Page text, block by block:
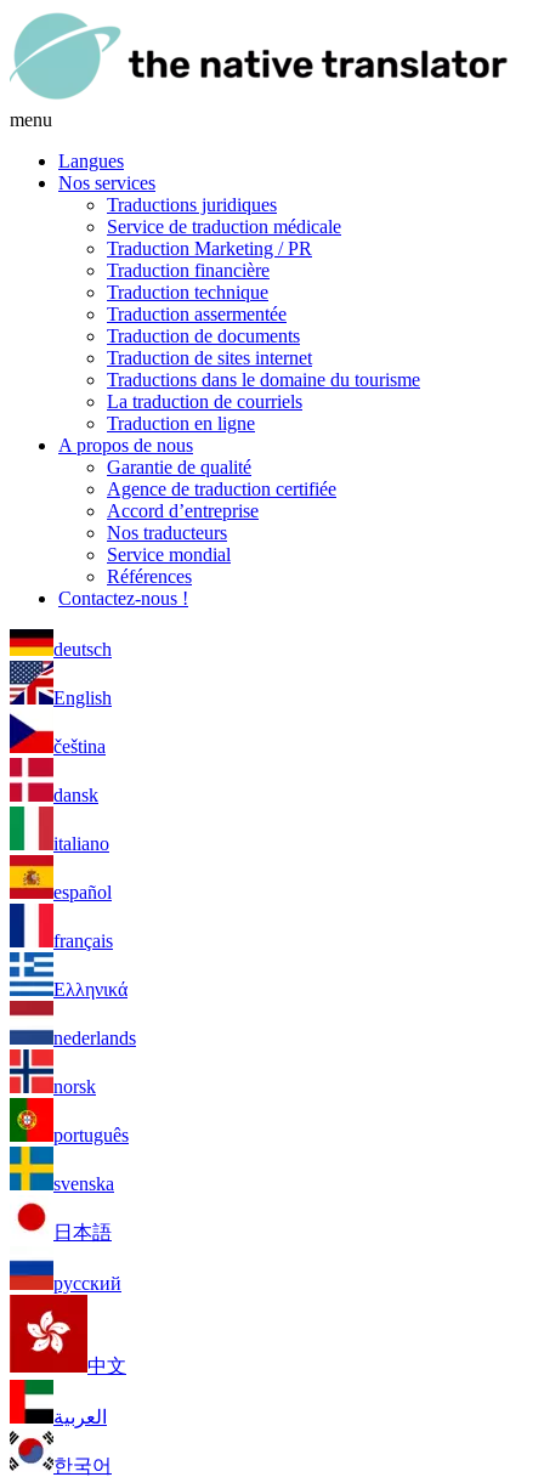
menu
Langues
Nos services
Traductions juridiques
Service de traduction médicale
Traduction Marketing / PR
Traduction financière
Traduction technique
Traduction assermentée
Traduction de documents
Traduction de sites internet
Traductions dans le domaine du tourisme
La traduction de courriels
Traduction en ligne
A propos de nous
Garantie de qualité
Agence de traduction certifiée
Accord d’entreprise
Nos traducteurs
Service mondial
Références
Contactez-nous !
deutsch
English
čeština
dansk
italiano
español
français
Ελληνικά
nederlands
norsk
português
svenska
日本語
русский
中文
العربية
한국어